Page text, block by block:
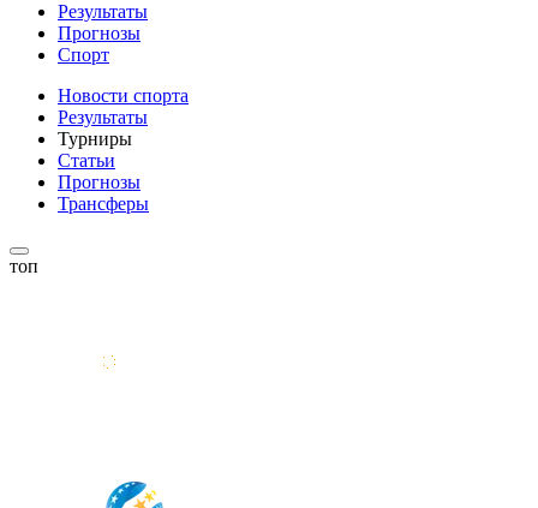
Результаты
Прогнозы
Спорт
Новости спорта
Результаты
Турниры
Статьи
Прогнозы
Трансферы
топ